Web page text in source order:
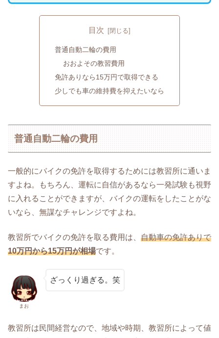
目次
普通自動二輪の費用
おおよその教習費用
免許ありなら15万円で取得できる
少しでも車の維持費を抑えたいなら
普通自動二輪の費用
一般的にバイクの免許を取得するためには教習所に通いま
すよね。もちろん、運転に自信があるなら一発試験も視野
に入れることができますが、バイクの運転をしたことがな
いなら、無謀なチャレンジですよね。
教習所でバイクの免許を取る費用は、 自動車の免許ありで
10万円から15万円が相場です。
まお
ざっくり過ぎる。笑
教習所は民間経営なので、地域や時期、教習所によって値